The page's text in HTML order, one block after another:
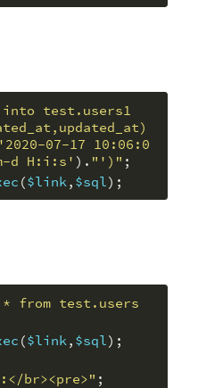
test.users1
07-17 10:06:0
d H:i:s' ). "')" ;
($link, $sql);
from test.users
($link, $sql);
:</br><pre>" ;